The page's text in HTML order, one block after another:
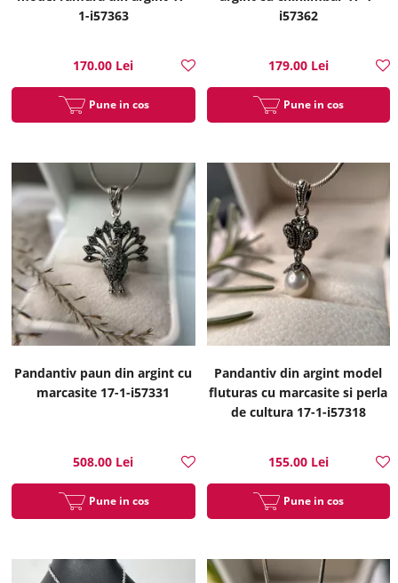
1-i57363
170.00 Lei
Pune in cos
i57362
179.00 Lei
Pune in cos
Pandantiv paun din argint cu
marcasite 17-1-i57331
508.00 Lei
Pune in cos
Pandantiv din argint model
fluturas cu marcasite si perla
de cultura 17-1-i57318
155.00 Lei
Pune in cos